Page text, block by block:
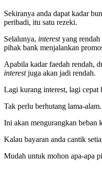
Sekiranya anda dapat kadar
peribadi, itu satu rezeki.
Selalunya, interestyang rendah
pihak bank menjalankan
Apabila kadar faedah rendah,
interestjuga akan jadi rendah.
Lagi kurang interest, lagi cepat
Tak perlu berhutang lama-alam.
Ini akan mengurangkan beban
Kalau bayaran anda cantik
Mudah untuk mohon apa-apa